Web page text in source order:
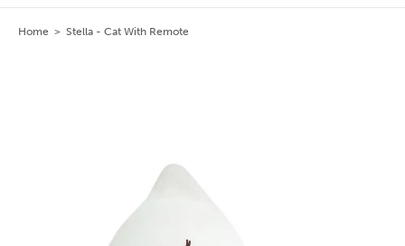
Home > Stella - Cat With Remote